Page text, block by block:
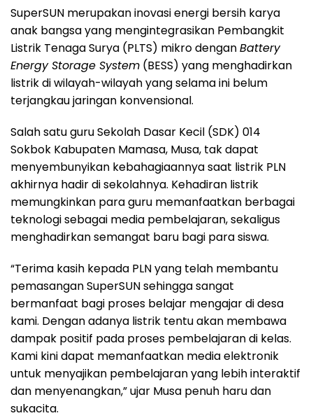
SuperSUN merupakan inovasi energi bersih karya
anak bangsa yang mengintegrasikan Pembangkit
Listrik Tenaga Surya (PLTS) mikro denganBattery
Energy Storage System (BESS) yang menghadirkan
listrik di wilayah-wilayah yang selama ini belum
terjangkau jaringan konvensional.
Salah satu guru Sekolah Dasar Kecil (SDK) 014
Sokbok Kabupaten Mamasa, Musa, tak dapat
menyembunyikan kebahagiaannya saat listrik PLN
akhirnya hadir di sekolahnya. Kehadiran listrik
memungkinkan para guru memanfaatkan berbagai
teknologi sebagai media pembelajaran, sekaligus
menghadirkan semangat baru bagi para siswa.
“Terima kasih kepada PLN yang telah membantu
pemasangan SuperSUN sehingga sangat
bermanfaat bagi proses belajar mengajar di desa
kami. Dengan adanya listrik tentu akan membawa
dampak positif pada proses pembelajaran di kelas.
Kami kini dapat memanfaatkan media elektronik
untuk menyajikan pembelajaran yang lebih interaktif
dan menyenangkan,” ujar Musa penuh haru dan
sukacita.